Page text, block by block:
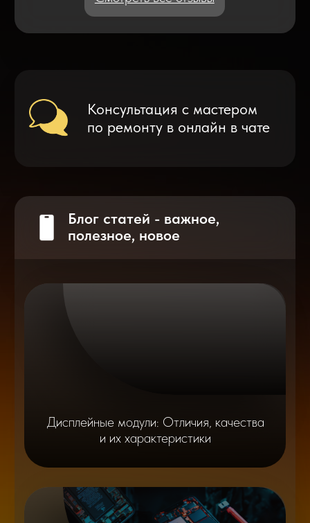
Разблокировка iPhone
на смартфоне?